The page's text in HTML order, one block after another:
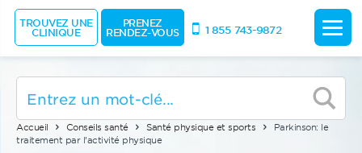
Accueil Conseils santé Santé physique et sports
Parkinson: le
traitement par l’activité physique
TROUVEZ UNE
CLINIQUE
PRENEZ
RENDEZ-VOUS 1 855 743-9872